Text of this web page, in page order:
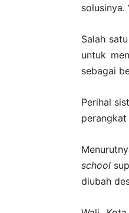
solusinya.
Salah
untuk
sebagai
Perihal
perangkat
school
diubah